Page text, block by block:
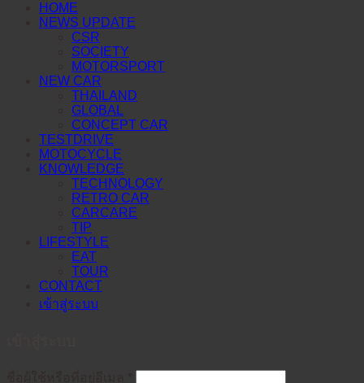
HOME
NEWS UPDATE
CSR
SOCIETY
MOTORSPORT
NEW CAR
THAILAND
GLOBAL
CONCEPT CAR
TESTDRIVE
MOTOCYCLE
KNOWLEDGE
TECHNOLOGY
RETRO CAR
CARCARE
TIP
LIFESTYLE
EAT
TOUR
CONTACT
เข้าสู่ระบบ